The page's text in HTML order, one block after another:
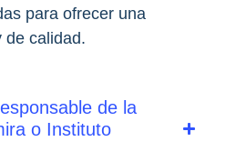
para ofrecer una
de calidad.
de la
o Instituto